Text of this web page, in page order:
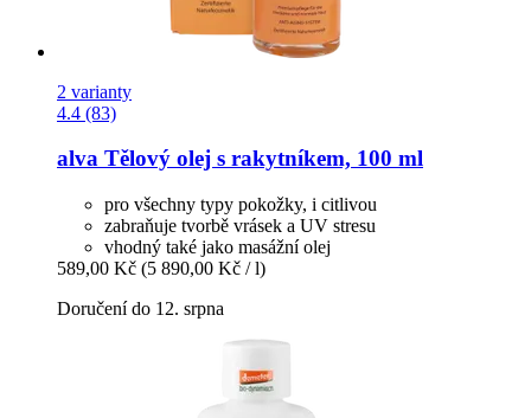
2 varianty
4.4 (83)
alva Tělový olej s rakytníkem, 100 ml
pro všechny typy pokožky, i citlivou
zabraňuje tvorbě vrásek a UV stresu
vhodný také jako masážní olej
589,00 Kč (5 890,00 Kč / l)
Doručení do 12. srpna